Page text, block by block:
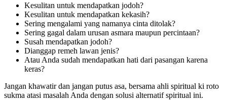
Kesulitan untuk mendapatkan jodoh?
Kesulitan untuk mendapatkan kekasih?
Sering mengalami yang namanya cinta ditolak?
Sering gagal dalam urusan asmara maupun percintaan?
Susah mendapatkan jodoh?
Dianggap remeh lawan jenis?
Atau Anda sudah mendapatkan hati dari pasangan karena
keras?
Jangan khawatir dan jangan putus asa, bersama ahli spiritual ki roto
sukma atasi masalah Anda dengan solusi alternatif spiritual ini.